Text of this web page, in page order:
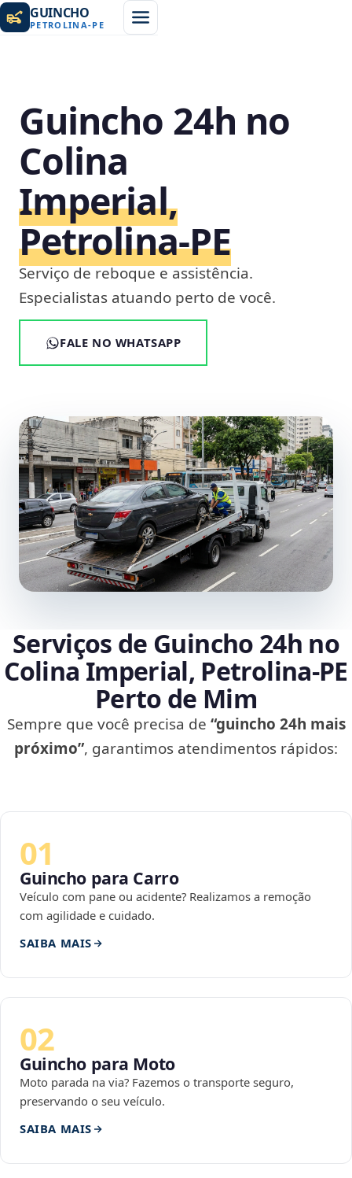
GUINCHO
PETROLINA-PE
Guincho 24h no
Colina
Imperial,
Petrolina‑PE
Serviço de reboque e assistência.
Especialistas atuando perto de você.
FALE NO WHATSAPP
Serviços de Guincho 24h no
Colina Imperial, Petrolina‑PE
Perto de Mim
Sempre que você precisa de “guincho 24h mais
próximo”, garantimos atendimentos rápidos:
01
Guincho para Carro
Veículo com pane ou acidente? Realizamos a remoção
com agilidade e cuidado.
SAIBA MAIS
02
Guincho para Moto
Moto parada na via? Fazemos o transporte seguro,
preservando o seu veículo.
SAIBA MAIS